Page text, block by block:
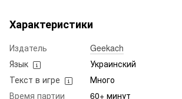
Характеристики
Издатель
Geekach
Язык
Украинский
Текст в игре
Много
Время партии
60+ минут